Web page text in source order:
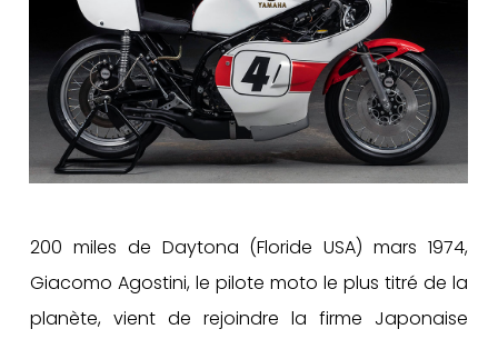
200 miles de Daytona (Floride USA) mars 1974,
Giacomo Agostini, le pilote moto le plus titré de la
planète, vient de rejoindre la firme Japonaise